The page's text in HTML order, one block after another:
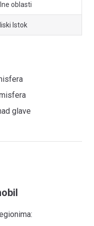
oblasti
Istok
glave